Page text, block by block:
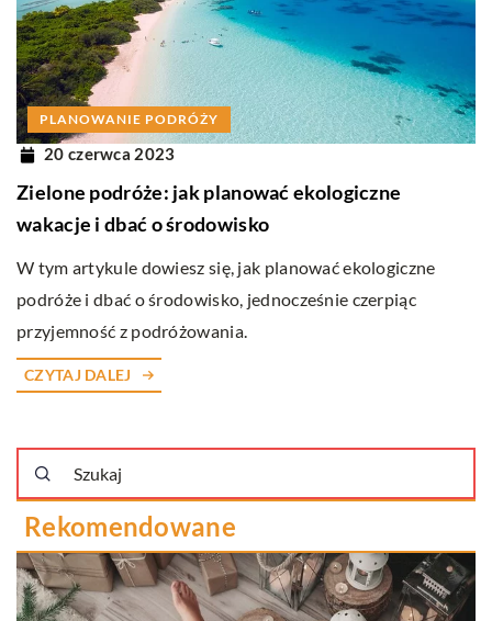
PLANOWANIE PODRÓŻY
20 czerwca 2023
Zielone podróże: jak planować ekologiczne
wakacje i dbać o środowisko
W tym artykule dowiesz się, jak planować ekologiczne
podróże i dbać o środowisko, jednocześnie czerpiąc
przyjemność z podróżowania.
CZYTAJ DALEJ
Rekomendowane